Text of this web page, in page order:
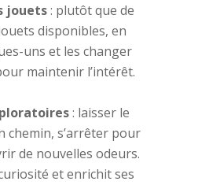
jouets: plutôt que de
disponibles, en
uns et les changer
maintenir l’intérêt.
: laisser le
chemin, s’arrêter pour
de nouvelles odeurs.
et enrichit ses